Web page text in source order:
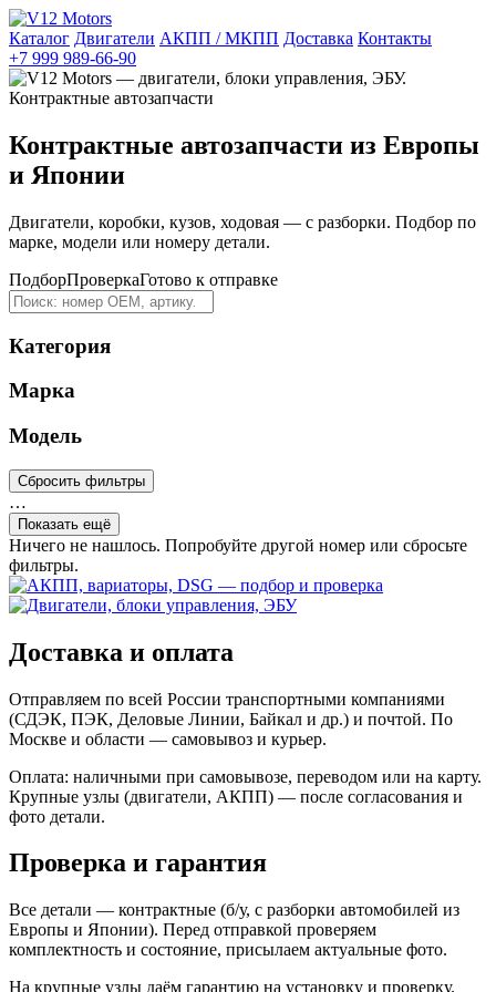
Каталог Двигатели АКПП / МКПП Доставка Контакты
+7 999 989-66-90
Контрактные автозапчасти из Европы
и Японии
Двигатели, коробки, кузов, ходовая — с разборки. Подбор по
марке, модели или номеру детали.
ПодборПроверкаГотово к отправке
Категория
Марка
Модель
Сбросить фильтры
…
Показать ещё
Ничего не нашлось. Попробуйте другой номер или сбросьте
фильтры.
Доставка и оплата
Отправляем по всей России транспортными компаниями
(СДЭК, ПЭК, Деловые Линии, Байкал и др.) и почтой. По
Москве и области — самовывоз и курьер.
Оплата: наличными при самовывозе, переводом или на карту.
Крупные узлы (двигатели, АКПП) — после согласования и
фото детали.
Проверка и гарантия
Все детали — контрактные (б/у, с разборки автомобилей из
Европы и Японии). Перед отправкой проверяем
комплектность и состояние, присылаем актуальные фото.
На крупные узлы даём гарантию на установку и проверку.